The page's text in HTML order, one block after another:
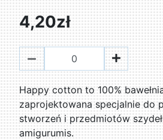
4,20zł
Happy cotton to 100%
zaprojektowana specjalnie do
stworzeń i przedmiotów
amigurumis.